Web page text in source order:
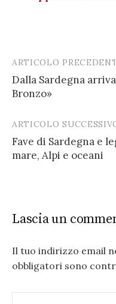
Post
navigation
ARTICOLO
Dalla Sardegna
Bronzo»
ARTICOLO
Fave di Sardegna e
mare, Alpi e oceani
Lascia un
Il tuo indirizzo email
obbligatori sono